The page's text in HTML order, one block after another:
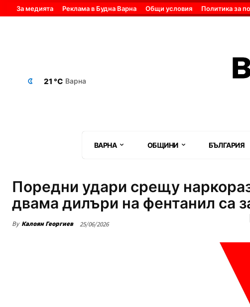
За медията Реклама в Будна Варна Общи условия Политика за
21 °C Варна
ВАРНА ОБЩИНИ БЪЛГАРИЯ
Поредни удари срещу
двама дилъри на фентанил са
By Калоян Георгиев 25/06/2026